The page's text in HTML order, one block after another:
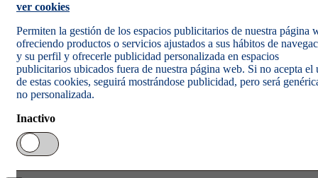
ver cookies
Permiten la gestión de los espacios publicitarios de nuestra página
ofreciendo productos o servicios ajustados a sus hábitos de
y su perfil y ofrecerle publicidad personalizada en espacios
publicitarios ubicados fuera de nuestra página web. Si no acepta el
de estas cookies, seguirá mostrándose publicidad, pero será
no personalizada.
Inactivo